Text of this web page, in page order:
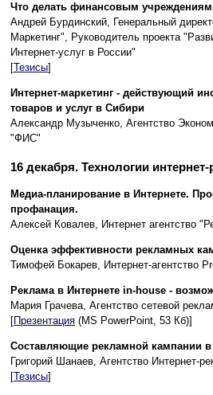
Что делать финансовым
Андрей Бурдинский, Генеральный
Маркетинг", Руководитель проекта
Интернет-услуг в России"
[Тезисы]
Интернет-маркетинг - действующий
товаров и услуг в Сибири
Александр Музыченко, Агентство
"ФИС"
16 декабря. Технологии
Медиа-планирование в Интернете.
профанация.
Алексей Ковалев, Интернет агентство
Оценка эффективности рекламных
Тимофей Бокарев, Интернет-агентство
Реклама в Интернете in-house -
Мария Грачева, Агентство сетевой
[Презентация (MS PowerPoint, 53 Кб)]
Составляющие рекламной кампании в
Григорий Шанаев, Агентство Интернет-
[Тезисы]